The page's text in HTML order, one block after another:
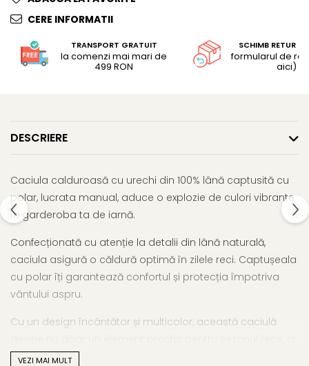
CERE INFORMATII
TRANSPORT GRATUIT
la comenzi mai mari de
499 RON
SCHIMB RETUR
formularul de
aici)
DESCRIERE
Caciula calduroasă cu urechi din 100% lână captusită cu
polar, lucrata manual, aduce o explozie de culori vibrante
în garderoba ta de iarnă.
Confecționată cu atenție la detalii din lână naturală,
caciula asigură o căldură optimă în zilele reci. Captușeala
cu polar îți garantează confortul și protecția împotriva
vântului aspru.
Cu un design încântător și multicolor, această caciulă
și o expresie artistică a bucuriei și căldurii. Completează-ți
VEZI MAI MULT